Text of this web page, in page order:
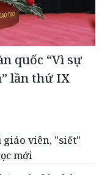
quốc “Vì sự